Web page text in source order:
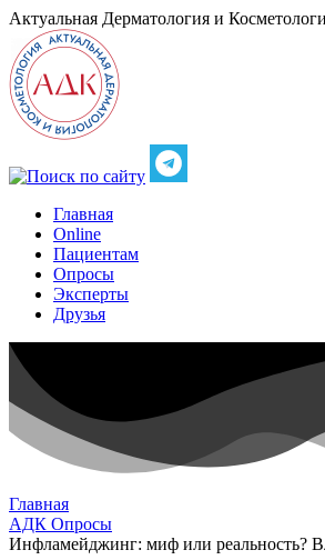
Актуальная Дерматология и
Главная
Online
Пациентам
Опросы
Эксперты
Друзья
Главная
АДК Опросы
Инфламейджинг: миф или реальность?